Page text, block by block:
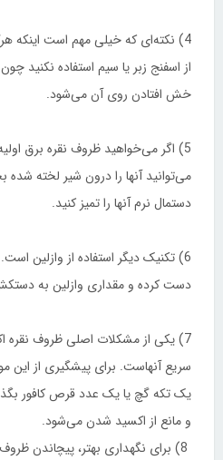
4) نکته‌ای که خیلی مهم است اینکه
از اسفنج زبر یا سیم استفاده نکنید
خش افتادن روی آن می‌شود.
5) اگر می‌خواهید ظروف نقره برق
می‌توانید آنها را درون شیر لخته
دستمال نرم آنها را تمیز کنید.
6) تکنیک دیگر استفاده از وازلین
دست کرده و مقداری وازلین به
7) یکی از مشکلات اصلی ظروف
سریع آنهاست. برای پیشگیری از
یک تکه گچ یا یک عدد قرص کافور
و مانع از اکسید شدن می‌شود.
8) برای نگهداری بهتر، پیچاندن